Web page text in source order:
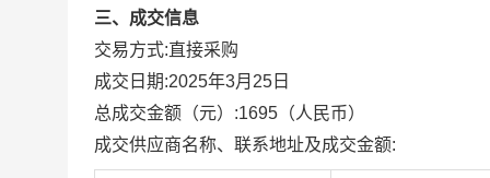
三、成交信息
交易方式:直接采购
成交日期:2025年3月25日
总成交金额（元）:1695 （人民币）
成交供应商名称、联系地址及成交金额: